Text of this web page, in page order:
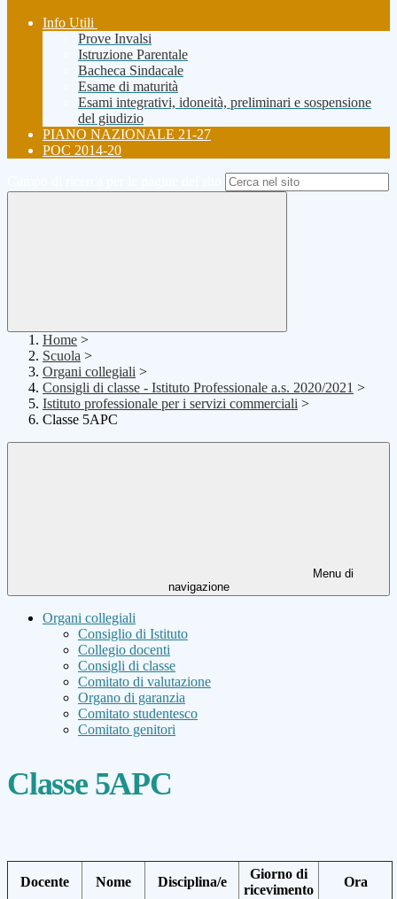
Info Utili
Prove Invalsi
Istruzione Parentale
Bacheca Sindacale
Esame di maturità
Esami integrativi, idoneità, preliminari e sospensione
del giudizio
PIANO NAZIONALE 21-27
POC 2014-20
Home >
Scuola >
Organi collegiali >
Consigli di classe - Istituto Professionale a.s. 2020/2021 >
Istituto professionale per i servizi commerciali >
Classe 5APC
Menu di
navigazione
Organi collegiali
Consiglio di Istituto
Collegio docenti
Consigli di classe
Comitato di valutazione
Organo di garanzia
Comitato studentesco
Comitato genitori
Classe 5APC
Docente Nome Disciplina/e
Giorno di
ricevimento
Ora